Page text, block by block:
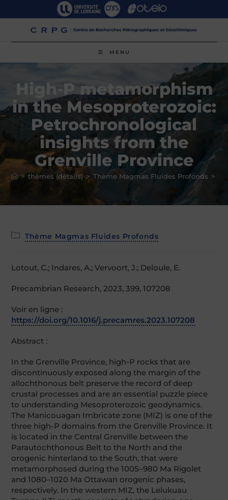
MENU
High-P metamorphism
in the Mesoproterozoic:
Petrochronological
insights from the
Grenville Province
> thèmes (détails) > Thème Magmas Fluides Profonds >
Post
category:
Thème Magmas Fluides Profonds
Lotout, C.; Indares, A.; Vervoort, J.; Deloule, E.
Precambrian Research, 2023, 399, 107208
Voir en ligne :
https://doi.org/10.1016/j.precamres.2023.107208
Abstract :
In the Grenville Province, high-P rocks that are
discontinuously exposed along the margin of the
allochthonous belt preserve the record of deep
crustal processes and are an essential puzzle piece
to understanding Mesoproterozoic geodynamics.
The Manicouagan Imbricate zone (MIZ) is one of the
three high-P domains from the Grenville Province. It
is located in the Central Grenville between the
Parautochthonous Belt to the North and the
orogenic hinterland to the South, that were
metamorphosed during the 1005–980 Ma Rigolet
and 1080–1020 Ma Ottawan orogenic phases,
respectively. In the western MIZ, the Lelukuau